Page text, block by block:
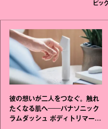
ピッ
彼の想いが二人をつなぐ。触れ
たくなる肌へ──パナソニック
ラムダッシュ ボディトリマーが